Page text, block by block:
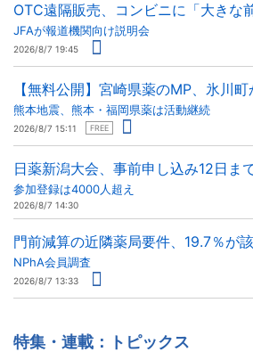
OTC遠隔販売、コンビニに「大きな
JFAが報道機関向け説明会
2026/8/7 19:45
【無料公開】宮崎県薬のMP、氷川
熊本地震、熊本・福岡県薬は活動継続
2026/8/7 15:11 FREE
日薬新潟大会、事前申し込み12日ま
参加登録は4000人超え
2026/8/7 14:30
門前減算の近隣薬局要件、19.7％が
NPhA会員調査
2026/8/7 13:33
特集・連載：トピックス